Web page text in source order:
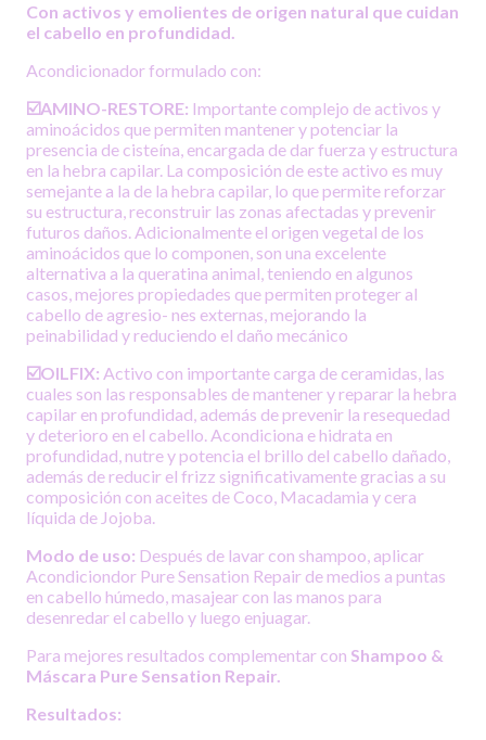
Con activos y emolientes de origen natural que cuidan
el cabello en profundidad.
Acondicionador formulado con:
☑️AMINO-RESTORE: Importante complejo de activos y
aminoácidos que permiten mantener y potenciar la
presencia de cisteína, encargada de dar fuerza y estructura
en la hebra capilar. La composición de este activo es muy
semejante a la de la hebra capilar, lo que permite reforzar
su estructura, reconstruir las zonas afectadas y prevenir
futuros daños. Adicionalmente el origen vegetal de los
aminoácidos que lo componen, son una excelente
alternativa a la queratina animal, teniendo en algunos
casos, mejores propiedades que permiten proteger al
cabello de agresio- nes externas, mejorando la
peinabilidad y reduciendo el daño mecánico
☑️OILFIX: Activo con importante carga de ceramidas, las
cuales son las responsables de mantener y reparar la hebra
capilar en profundidad, además de prevenir la resequedad
y deterioro en el cabello. Acondiciona e hidrata en
profundidad, nutre y potencia el brillo del cabello dañado,
además de reducir el frizz significativamente gracias a su
composición con aceites de Coco, Macadamia y cera
líquida de Jojoba.
Modo de uso: Después de lavar con shampoo, aplicar
Acondiciondor Pure Sensation Repair de medios a puntas
en cabello húmedo, masajear con las manos para
desenredar el cabello y luego enjuagar.
Para mejores resultados complementar con Shampoo &
Máscara Pure Sensation Repair.
Resultados: